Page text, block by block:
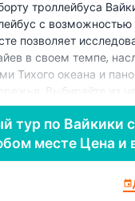
троллейбуса
с возможностью
позволяет
в своем темпе,
Тихого океана и
Выбирайте из
и легко
торговыми
и смотровыми
на 1, 4 или 7 дней
билета) вы
тур по Вайкики
месте Цена и